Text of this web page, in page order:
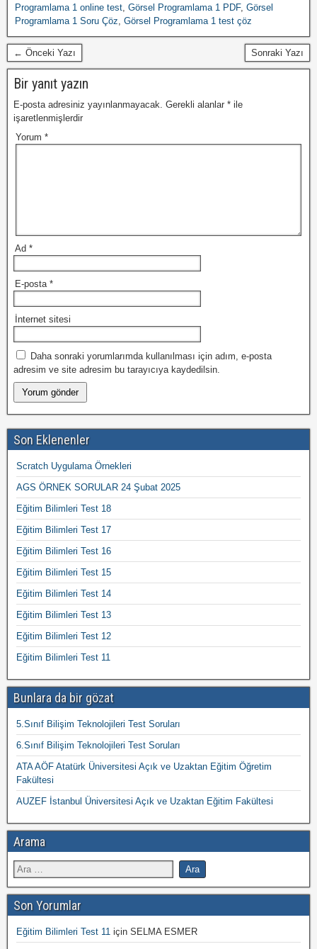
Programlama 1 online test, Görsel Programlama 1 PDF, Görsel
Programlama 1 Soru Çöz, Görsel Programlama 1 test çöz
← Önceki Yazı Sonraki Yazı
Bir yanıt yazın
E-posta adresiniz yayınlanmayacak. Gerekli alanlar * ile
işaretlenmişlerdir
Yorum *
Ad *
E-posta *
İnternet sitesi
Daha sonraki yorumlarımda kullanılması için adım, e-posta
adresim ve site adresim bu tarayıcıya kaydedilsin.
Son Eklenenler
Scratch Uygulama Örnekleri
AGS ÖRNEK SORULAR 24 Şubat 2025
Eğitim Bilimleri Test 18
Eğitim Bilimleri Test 17
Eğitim Bilimleri Test 16
Eğitim Bilimleri Test 15
Eğitim Bilimleri Test 14
Eğitim Bilimleri Test 13
Eğitim Bilimleri Test 12
Eğitim Bilimleri Test 11
Bunlara da bir gözat
5.Sınıf Bilişim Teknolojileri Test Soruları
6.Sınıf Bilişim Teknolojileri Test Soruları
ATA AÖF Atatürk Üniversitesi Açık ve Uzaktan Eğitim Öğretim
Fakültesi
AUZEF İstanbul Üniversitesi Açık ve Uzaktan Eğitim Fakültesi
Arama
Son Yorumlar
Eğitim Bilimleri Test 11 için SELMA ESMER